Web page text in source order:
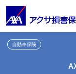
自動車保険